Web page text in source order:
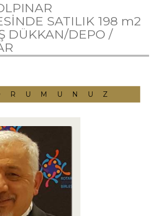
SATILIK 198 m2
DÜKKAN/DEPO /